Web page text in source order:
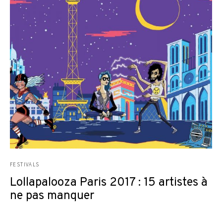
FESTIVALS
Lollapalooza Paris 2017 : 15 artistes à
ne pas manquer